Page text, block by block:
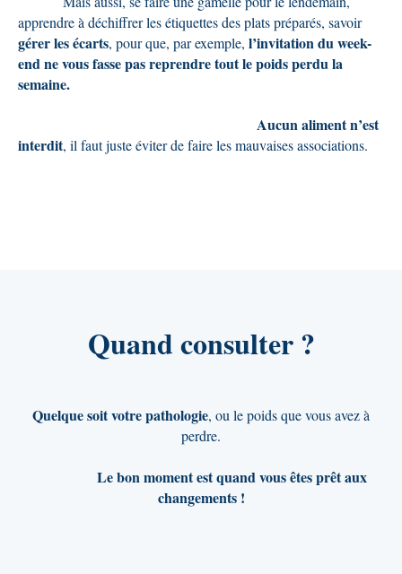
apprendre à déchiffrer les étiquettes des plats préparés, savoir
gérer les écarts, pour que, par exemple, l’invitation du week-
end ne vous fasse pas reprendre tout le poids perdu la
semaine.
Aucun aliment n’est
interdit, il faut juste éviter de faire les mauvaises associations.
Quand consulter ?
Quelque soit votre pathologie, ou le poids que vous avez à
perdre.
Le bon moment est quand vous êtes prêt aux
changements !